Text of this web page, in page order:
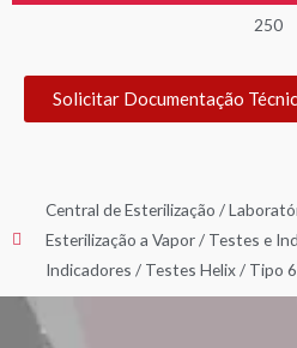
250
Solicitar Documentação
Central de Esterilização /
Esterilização a Vapor/ Testes e
Indicadores / Testes Helix/ Tipo 6